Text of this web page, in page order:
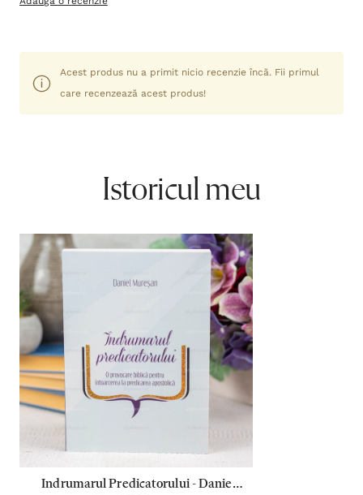
Acest produs nu a primit nicio recenzie încă. Fii primul
care recenzează acest produs!
Istoricul meu
Indrumarul Predicatorului - Daniel